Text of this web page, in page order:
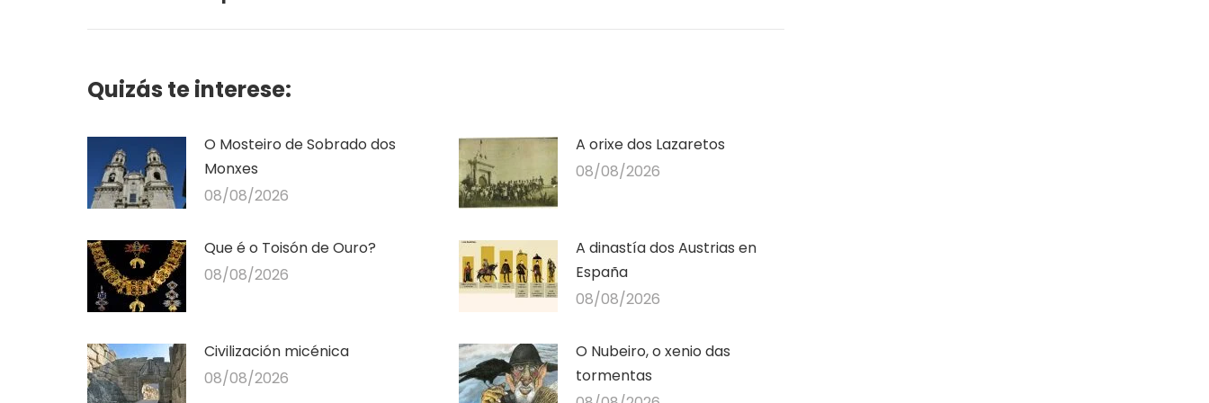
Quizás te interese:
O Mosteiro de Sobrado dos
Monxes
08/08/2026
A orixe dos Lazaretos
08/08/2026
Que é o Toisón de Ouro?
08/08/2026
A dinastía dos Austrias en
España
08/08/2026
Civilización micénica
08/08/2026
O Nubeiro, o xenio das
tormentas